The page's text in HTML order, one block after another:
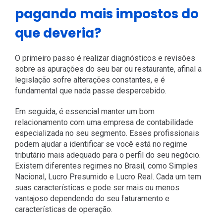
pagando mais impostos do
que deveria?
O primeiro passo é realizar diagnósticos e revisões
sobre as apurações do seu bar ou restaurante, afinal a
legislação sofre alterações constantes, e é
fundamental que nada passe despercebido.
Em seguida, é essencial manter um bom
relacionamento com uma empresa de contabilidade
especializada no seu segmento. Esses profissionais
podem ajudar a identificar se você está no regime
tributário mais adequado para o perfil do seu negócio.
Existem diferentes regimes no Brasil, como Simples
Nacional, Lucro Presumido e Lucro Real. Cada um tem
suas características e pode ser mais ou menos
vantajoso dependendo do seu faturamento e
características de operação.